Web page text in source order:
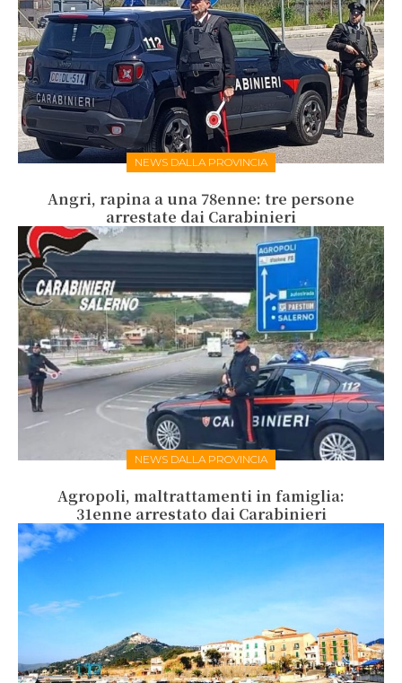
NEWS DALLA PROVINCIA
Angri, rapina a una 78enne: tre persone
arrestate dai Carabinieri
NEWS DALLA PROVINCIA
Agropoli, maltrattamenti in famiglia:
31enne arrestato dai Carabinieri